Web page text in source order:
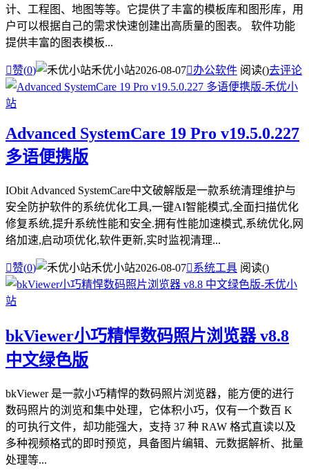
计、工程图、地图等等。它提供了丰富的模板库和图形库，用
户可以根据自己的需求快速创建出高质量的图表。 软件功能
提供丰富的图表模板...
赞(0) 禾优小站2026-08-07办公软件 阅读()去评论
Advanced SystemCare 19 Pro v19.5.0.227
多语便携版
IObit Advanced SystemCare中文破解版是一款系统清理维护与
安全防护软件的系统优化工具,一键AI智能模式,全面扫描优化
修复系统,提升系统性能和安全.拥有性能加速模式,系统优化,网
络加速,启动项优化,软件更新,实时监视清理...
赞(0) 禾优小站2026-08-07系统工具 阅读()
bkViewer小巧精悍数码照片浏览器 v8.8
中文绿色版
bkViewer 是一款小巧精悍的数码照片浏览器，能方便的进行
数码照片的浏览和集中处理，它体积小巧，仅有一个数百 K
的可执行文件，却功能强大，支持 37 种 RAW 格式直读以及
多种视频格式的即时预览，具备图片编辑、元数据解析、批量
处理等...